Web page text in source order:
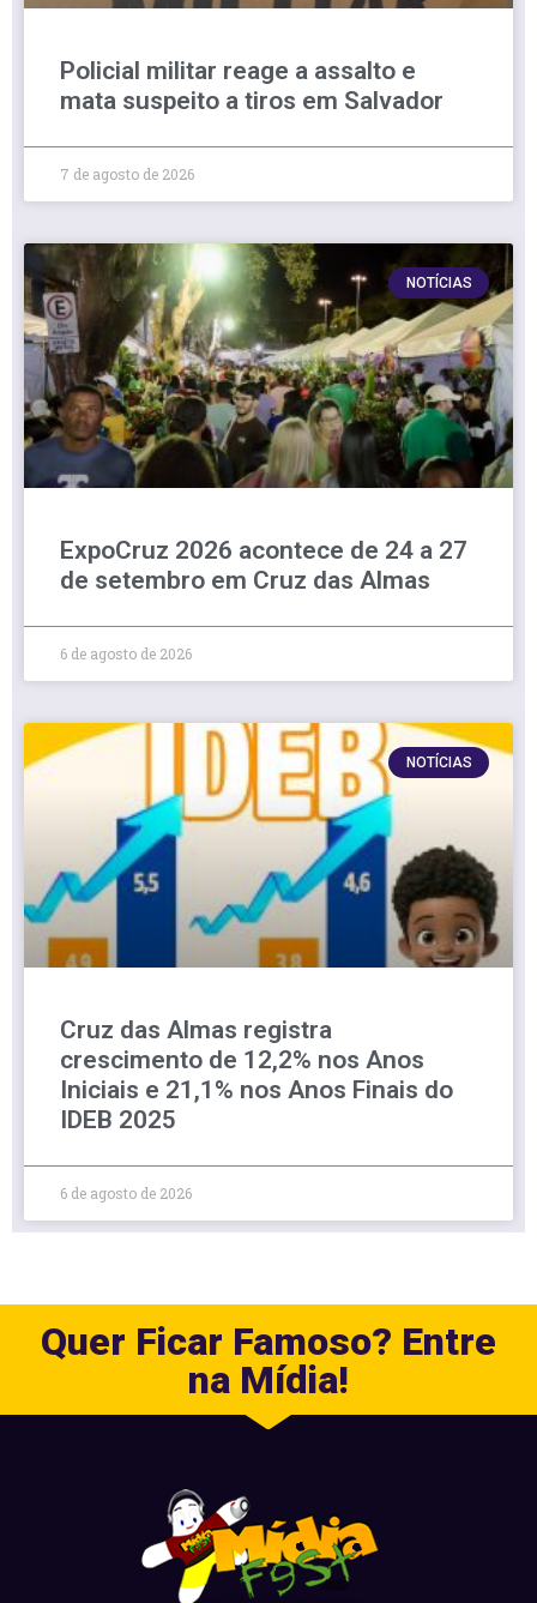
Policial militar reage a assalto e
mata suspeito a tiros em Salvador
7 de agosto de 2026
NOTÍCIAS
ExpoCruz 2026 acontece de 24 a 27
de setembro em Cruz das Almas
6 de agosto de 2026
NOTÍCIAS
Cruz das Almas registra
crescimento de 12,2% nos Anos
Iniciais e 21,1% nos Anos Finais do
IDEB 2025
6 de agosto de 2026
Quer Ficar Famoso? Entre
na Mídia!